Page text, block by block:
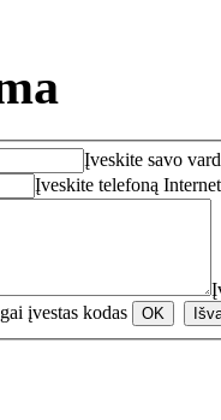
Įveskite savo
Įveskite telefoną
įvestas kodas